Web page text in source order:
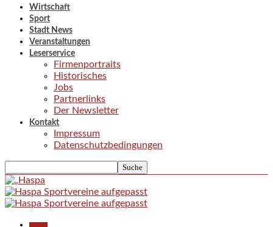
Wirtschaft
Sport
Stadt News
Veranstaltungen
Leserservice
Firmenportraits
Historisches
Jobs
Partnerlinks
Der Newsletter
Kontakt
Impressum
Datenschutzbedingungen